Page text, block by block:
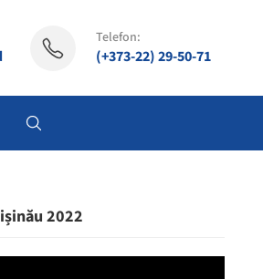
Telefon:
(+373-22) 29-50-71
2022